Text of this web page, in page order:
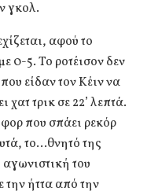
γκολ.
αφού το
0-5. Το ροτέισον δεν
είδαν τον Κέιν να
τρικ σε 22’ λεπτά.
που σπάει ρεκόρ
το…θνητό της
του
ήττα από την